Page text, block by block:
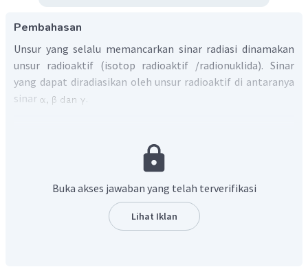
Pembahasan
Unsur yang selalu memancarkan sinar radiasi dinamakan
unsur radioaktif (isotop radioaktif /radionuklida). Sinar
yang dapat diradiasikan oleh unsur radioaktif di antaranya
sinar
.
Buka akses jawaban yang telah terverifikasi
Lihat Iklan